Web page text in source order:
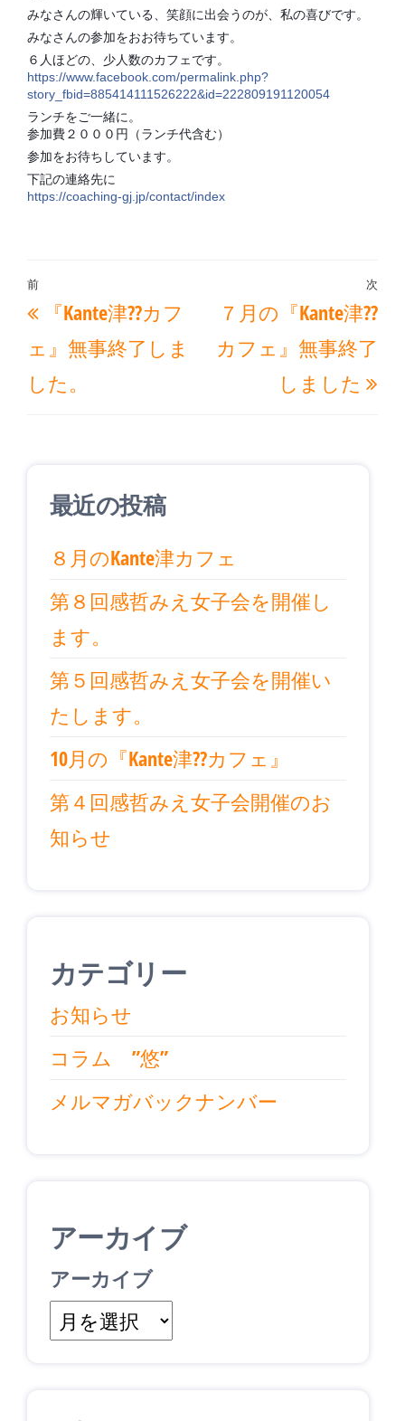
みなさんの輝いている、笑顔に出会うのが、私の喜びです。
みなさんの参加をおお待ちています。
６人ほどの、少人数のカフェです。
https://www.facebook.com/permalink.php?
story_fbid=885414111526222&id=222809191120054
ランチをご一緒に。
参加費２０００円（ランチ代含む）
参加をお待ちしています。
下記の連絡先に
https://coaching-gj.jp/contact/index
投
稿
ナ
ビ
ョ
ン
過
去
の
投
前
『Kante津??カフ
ェ』無事終了しま
した。
次
次
７月の『Kante津??
カフェ』無事終了
しました
最近の投稿
８月のKante津カフェ
第８回感哲みえ女子会を開催し
ます。
第５回感哲みえ女子会を開催い
たします。
10月の『Kante津??カフェ』
第４回感哲みえ女子会開催のお
知らせ
カテゴリー
お知らせ
コラム ”悠”
メルマガバックナンバー
アーカイブ
アーカイブ